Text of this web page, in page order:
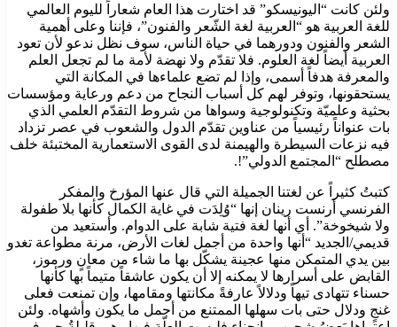
ولئن كانت “اليونيسكو” قد اختارت هذا العام شعاراً لليوم العالمي
للغة العربية هو “العربية لغة الشّعر والفنون”، فإننا وعلى أهمية
الشعر والفنون ودورهما في حياة الناس، سوف نظل ندعو لأن تعود
العربية أيضاً لغة العلوم. فلا تقدّم ولا نهضة لأمة ما لم تجعل العلم
والمعرفة هدفاً أسمى، وإذا لم تضع علماءها في المكانة التي
يستحقونها، وتوفر لهم كل أسباب النجاح من دعم ورعاية ومؤسسات
بحثية وعلميّة وتكنولوجية وسواها من شروط التقدّم العلمي الذي
بات عنواناً رئيسياً من عناوين تقدّم الدول والشعوب في عصر تزداد
فيه نزعات السيطرة والهيمنة لدى القوى الاستعمارية المختبئة خلف
مصطلح “المجتمع الدولي”!.
كتبتُ كثيراً عن لغتنا الجميلة التي قال عنها المؤرخ والمفكر
الفرنسي أرنست رينان إنها “وُلِدَت في غاية الكمال كأنها بلا طفولة
ولا شيخوخة”. أي أنها لغة فتية شابة على الدوام. وأستعيد من
قديمي/الجديد “أنها واحدة من أجمل لغات الأرض، مرنة مطواعة تغدو
بين يدي المتمكن منها عجينة يشكّل بها ما شاء من معانٍ ورموز،
القابض على أسرارها لا يمكنه إلا أن يكون عاشقاً متيماً بها كأنها
حسناء تتهادى تيهاً ودلالاً عارفةً مكانتها ومقامها، وإن تمنعت فعلى
غنجٍ ودلال حتى بات سهلها الممتنع من أجمل ما يكون وأشهاه. ولئن